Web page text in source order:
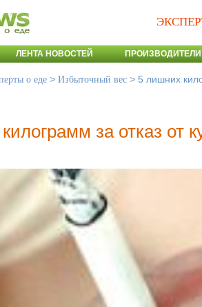
ЛЕНТА НОВОСТЕЙ ПРОИЗВОДИТЕЛИ
о еде > Избыточный вес > 5 лишних
за отказ от